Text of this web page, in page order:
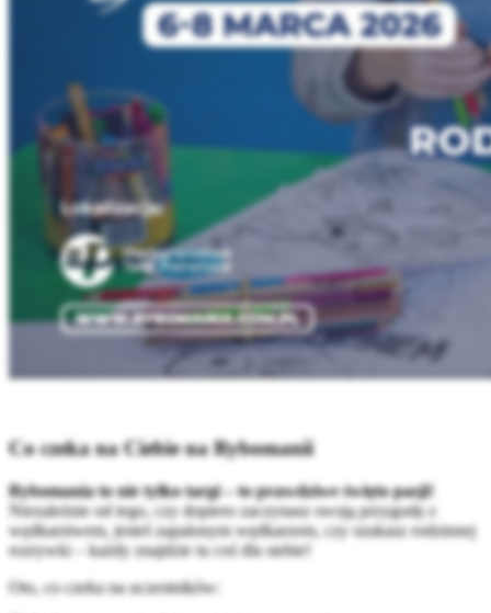
Co czeka na Ciebie na Rybomanii
Rybomania to nie tylko targi – to prawdziwe święto pasji!
Niezależnie od tego, czy dopiero zaczynasz swoją przygodę z
wędkarstwem, jesteś zapalonym wędkarzem, czy szukasz rodzinnej
rozrywki – każdy znajdzie tu coś dla siebie!
Oto, co czeka na uczestników: